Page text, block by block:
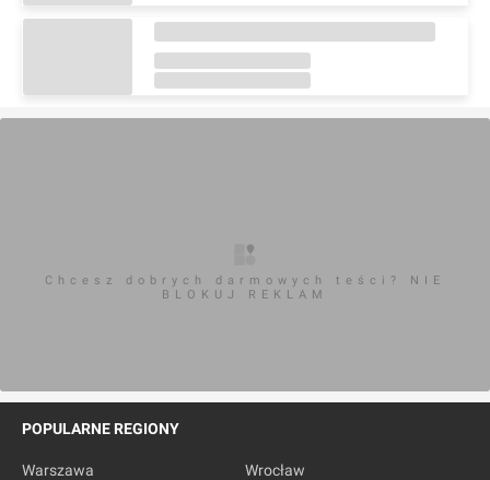
Chcesz dobrych darmowych teści? NIE
BLOKUJ REKLAM
POPULARNE REGIONY
Warszawa Wrocław